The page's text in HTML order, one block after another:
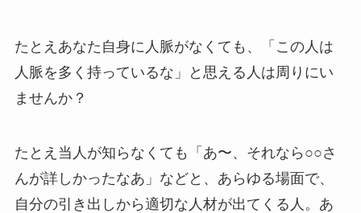
たとえあなた自身に人脈がなくても、「この人は
人脈を多く持っているな」と思える人は周りにい
ませんか？
たとえ当人が知らなくても「あ〜、それなら○○さ
んが詳しかったなあ」などと、あらゆる場面で、
自分の引き出しから適切な人材が出てくる人。あ